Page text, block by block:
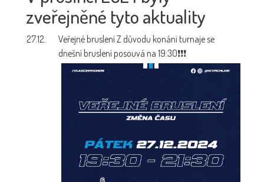
zveřejněné tyto aktuality
27.12. Veřejné brusleníZ důvodu konání turnaje se
dnešní bruslení posouvá na 19:30❗❗❗